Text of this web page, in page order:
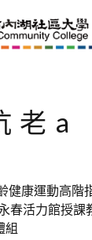
老a
健康運動高階
春活力館授課
組